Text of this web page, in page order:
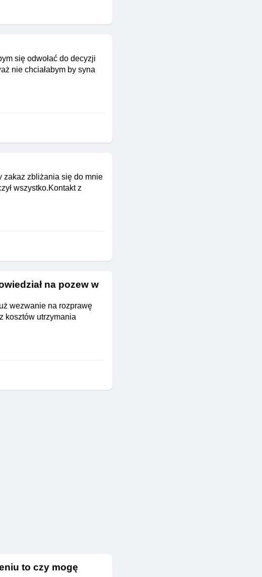
się odwołać do decyzji
nie chciałabym by syna
zakaz zbliżania się do mnie
wszystko.Kontakt z
na pozew w
wezwanie na rozprawę
kosztów utrzymania
to czy mogę